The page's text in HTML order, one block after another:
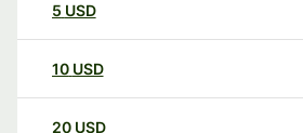
5 USD
10 USD
20 USD